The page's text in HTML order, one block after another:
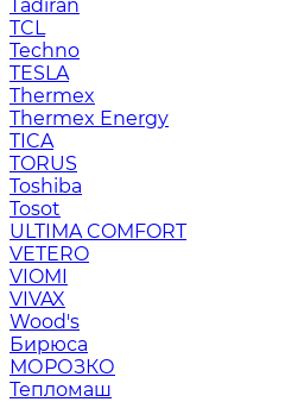
Tadiran
TCL
Techno
TESLA
Thermex
Thermex Energy
TICA
TORUS
Toshiba
Tosot
ULTIMA COMFORT
VETERO
VIOMI
VIVAX
Wood's
Бирюса
МОРОЗКО
Тепломаш